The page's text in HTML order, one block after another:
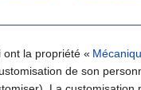
ont la propriété «
de son